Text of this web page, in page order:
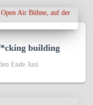
building
Ende Juni